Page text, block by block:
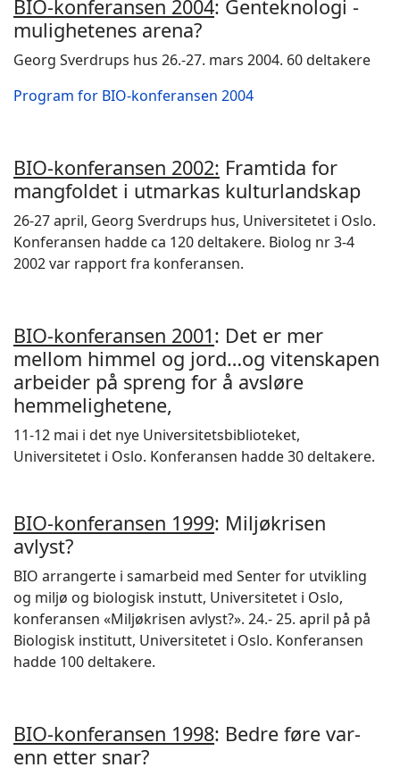
BIO-konferansen 2004: Genteknologi -
mulighetenes arena?
Georg Sverdrups hus 26.-27. mars 2004. 60 deltakere
Program for BIO-konferansen 2004
BIO-konferansen 2002: Framtida for
mangfoldet i utmarkas kulturlandskap
26-27 april, Georg Sverdrups hus, Universitetet i Oslo.
Konferansen hadde ca 120 deltakere. Biolog nr 3-4
2002 var rapport fra konferansen.
BIO-konferansen 2001: Det er mer
mellom himmel og jord…og vitenskapen
arbeider på spreng for å avsløre
hemmelighetene,
11-12 mai i det nye Universitetsbiblioteket,
Universitetet i Oslo. Konferansen hadde 30 deltakere.
BIO-konferansen 1999: Miljøkrisen
avlyst?
BIO arrangerte i samarbeid med Senter for utvikling
og miljø og biologisk instutt, Universitetet i Oslo,
konferansen «Miljøkrisen avlyst?». 24.- 25. april på på
Biologisk institutt, Universitetet i Oslo. Konferansen
hadde 100 deltakere.
BIO-konferansen 1998: Bedre føre var-
enn etter snar?